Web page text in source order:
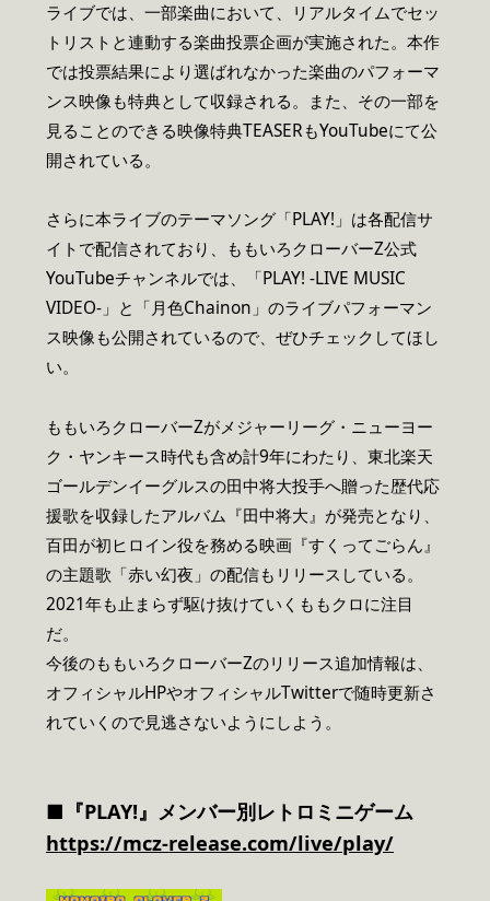
ライブでは、一部楽曲において、リアルタイムでセッ
トリストと連動する楽曲投票企画が実施された。本作
では投票結果により選ばれなかった楽曲のパフォーマ
ンス映像も特典として収録される。また、その一部を
見ることのできる映像特典TEASERもYouTubeにて公
開されている。
さらに本ライブのテーマソング「PLAY!」は各配信サ
イトで配信されており、ももいろクローバーZ公式
YouTubeチャンネルでは、「PLAY! -LIVE MUSIC
VIDEO-」と「月色Chainon」のライブパフォーマン
ス映像も公開されているので、ぜひチェックしてほし
い。
ももいろクローバーZがメジャーリーグ・ニューヨー
ク・ヤンキース時代も含め計9年にわたり、東北楽天
ゴールデンイーグルスの田中将大投手へ贈った歴代応
援歌を収録したアルバム『田中将大』が発売となり、
百田が初ヒロイン役を務める映画『すくってごらん』
の主題歌「赤い幻夜」の配信もリリースしている。
2021年も止まらず駆け抜けていくももクロに注目
だ。
今後のももいろクローバーZのリリース追加情報は、
オフィシャルHPやオフィシャルTwitterで随時更新さ
れていくので見逃さないようにしよう。
■『PLAY!』メンバー別レトロミニゲーム
https://mcz-release.com/live/play/